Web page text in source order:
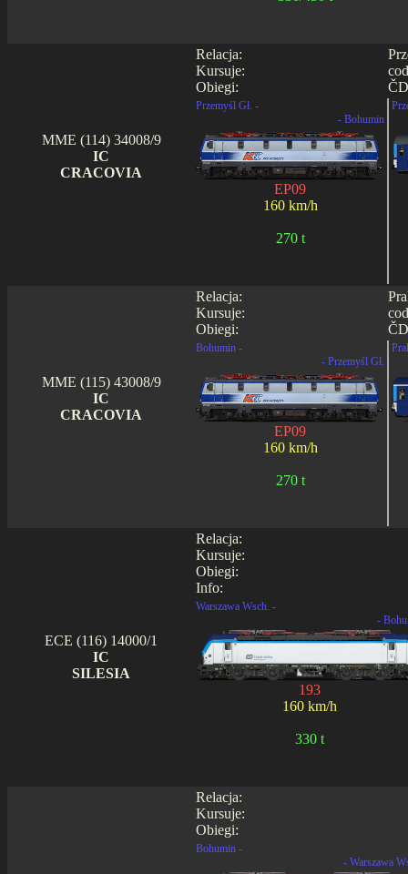
Relacja:
Kursuje:
Obiegi:
MME (114) 34008/9
IC
CRACOVIA
Przemyśl Gł. -
- Bohumin
EP09
160 km/h
270 t
Relacja:
Kursuje:
Obiegi:
MME (115) 43008/9
IC
CRACOVIA
Bohumin -
- Przemyśl Gł.
EP09
160 km/h
270 t
Relacja:
Kursuje:
Obiegi:
Info:
ECE (116) 14000/1
IC
SILESIA
Warszawa Wsch. -
-
193
160 km/h
330 t
Relacja:
Kursuje:
Obiegi:
Bohumin -
- Warszawa